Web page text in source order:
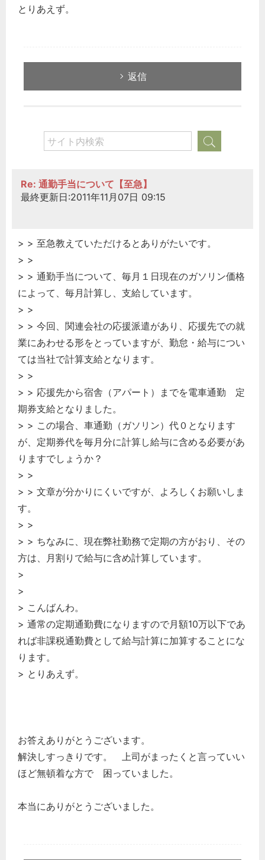
とりあえず。
返信
Re: 通勤手当について【至急】
最終更新日:2011年11月07日 09:15
> > 至急教えていただけるとありがたいです。
> >
> > 通勤手当について、毎月１日現在のガソリン価格
によって、毎月計算し、支給しています。
> >
> > 今回、関連会社の応援派遣があり、応援先での就
業にあわせる形をとっていますが、勤怠・給与につい
ては当社で計算支給となります。
> >
> > 応援先から宿舎（アパート）までを電車通勤 定
期券支給となりました。
> > この場合、車通勤（ガソリン）代０となります
が、定期券代を毎月分に計算し給与に含める必要があ
りますでしょうか？
> >
> > 文章が分かりにくいですが、よろしくお願いしま
す。
> >
> > ちなみに、現在弊社勤務で定期の方がおり、その
方は、月割りで給与に含め計算しています。
>
>
> こんばんわ。
> 通常の定期通勤費になりますので月額10万以下であ
れば非課税通勤費として給与計算に加算することにな
ります。
> とりあえず。
お答えありがとうございます。
解決しすっきりです。 上司がまったくと言っていい
ほど無頓着な方で 困っていました。
本当にありがとうございました。
どのカテゴリーに投稿しますか？